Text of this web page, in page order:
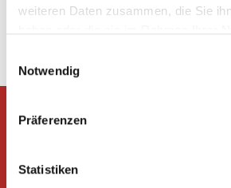
weiteren Daten zusammen, die Sie
Notwendig
Präferenzen
Statistiken
Bildung
folgen